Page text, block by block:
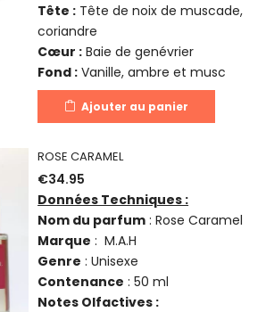
Tête : Tête de noix de muscade,
coriandre
Cœur : Baie de genévrier
Fond : Vanille, ambre et musc
Ajouter au panier
ROSE CARAMEL
€34.95
Données Techniques :
Nom du parfum : Rose Caramel
Marque : M.A.H
Genre : Unisexe
Contenance : 50 ml
Notes Olfactives :